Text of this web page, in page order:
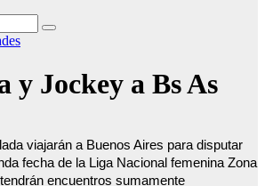
y Jockey a Bs As
viajarán a Buenos Aires para disputar
fecha de la Liga Nacional femenina Zona
encuentros sumamente